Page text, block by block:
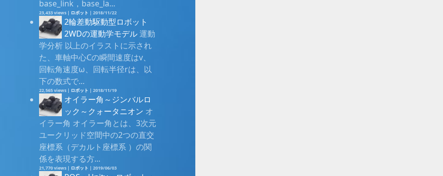
base_link，base_la...
23,433 views | ロボット |2018/11/22
2輪差動駆動型ロボット
2WDの運動学モデル運動
学分析 以上のイラストに示され
た、車軸中心Cの瞬間速度はv、
回転角速度ω、回転半径rは、以
下の数式で...
22,565 views | ロボット |2018/11/19
オイラー角～ジンバルロ
ック～クォータニオン オ
イラー角 オイラー角とは、3次元
ユークリッド空間中の2つの直交
座標系（デカルト座標系 ）の関
係を表現する方...
21,770 views | ロボット |2019/06/03